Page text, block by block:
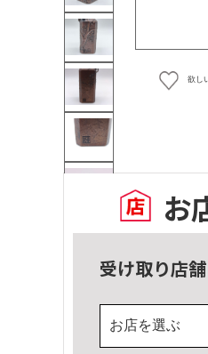
欲し
お
受け取り店舗
お店を選ぶ